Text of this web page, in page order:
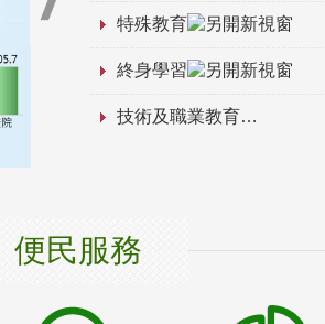
特殊教育
終身學習
技術及職業教育
便民服務